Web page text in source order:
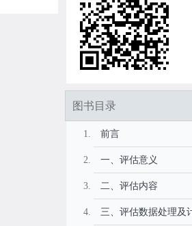
图书目录
前言
一、评估意义
二、评估内容
三、评估数据处理及